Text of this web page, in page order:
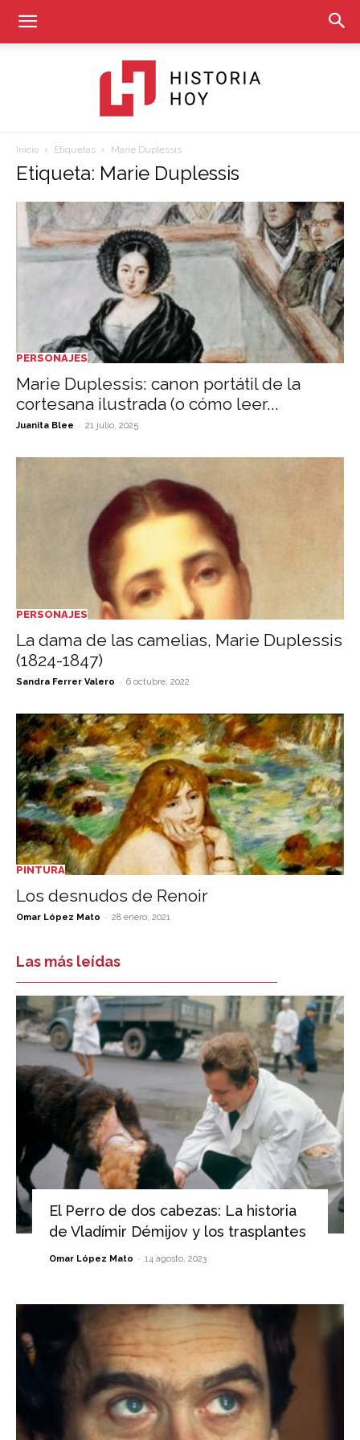
Historia
Hoy
Inicio Etiquetas Marie Duplessis
Etiqueta: Marie Duplessis
PERSONAJES
Marie Duplessis: canon portátil de la
cortesana ilustrada (o cómo leer...
Juanita Blee - 21 julio, 2025
PERSONAJES
La dama de las camelias, Marie Duplessis
(1824-1847)
Sandra Ferrer Valero - 6 octubre, 2022
PINTURA
Los desnudos de Renoir
Omar López Mato - 28 enero, 2021
Las más leídas
El Perro de dos cabezas: La historia
de Vladímir Démijov y los trasplantes
Omar López Mato - 14 agosto, 2023